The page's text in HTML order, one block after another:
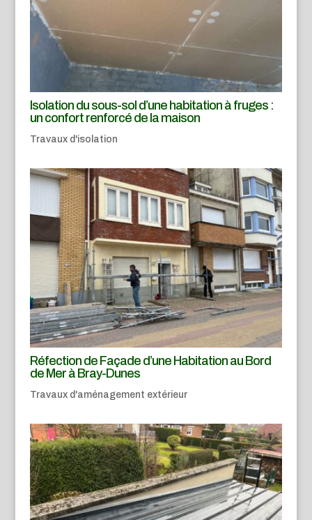
Isolation du sous-sol d’une habitation à fruges :
un confort renforcé de la maison
Travaux d'isolation
Réfection de Façade d’une Habitation au Bord
de Mer à Bray-Dunes
Travaux d'aménagement extérieur